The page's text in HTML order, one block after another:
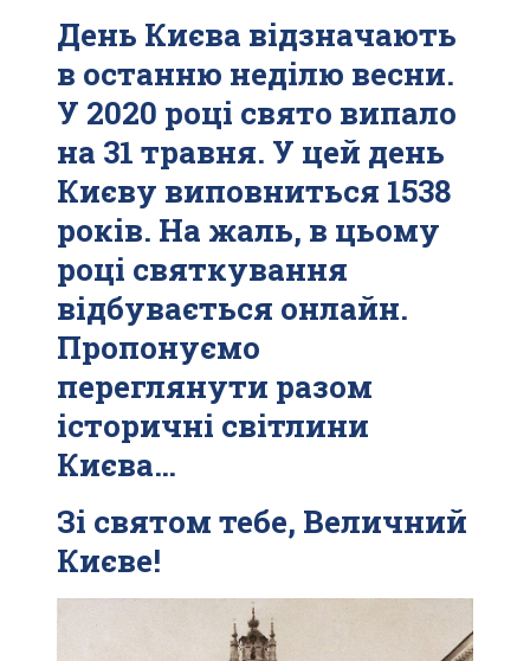
День Києва відзначають
в останню неділю весни.
У 2020 році свято випало
на 31 травня. У цей день
Києву виповниться 1538
років. На жаль, в цьому
році святкування
відбувається онлайн.
Пропонуємо
переглянути разом
історичні світлини
Києва…
Зі святом тебе, Величний
Києве!